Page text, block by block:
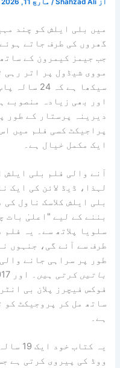
از Shahzad Ali
/ مارچ 11, 2026
میں بلی ایلش کو چند
گھروں کی طرف جاتے
مووی شیڈول پر اتر رہی
سیکھا ہے
اور بھی زیادہ منصوبے
دیرینہ پرستار کے طور
پراجیکٹ کسی فلم میں
ایک مکمل خیال ہے۔
آنے والی فلم بلی ایلش
لہذا، ڈیڈ لائن کی ایک
بلی ایلش کلاسک ناول
بننے کے لیے "اعلیٰ بات
سلویا پلاتھ سے۔ یہ
طور پر سراہی جانے
باتیں کرتی ہیں۔
اور 2017 Netflix منیسیریز
فوکس فیچرز پلان بی
ساتھ مل کر پروجیکٹ کو
ہے۔
یہ